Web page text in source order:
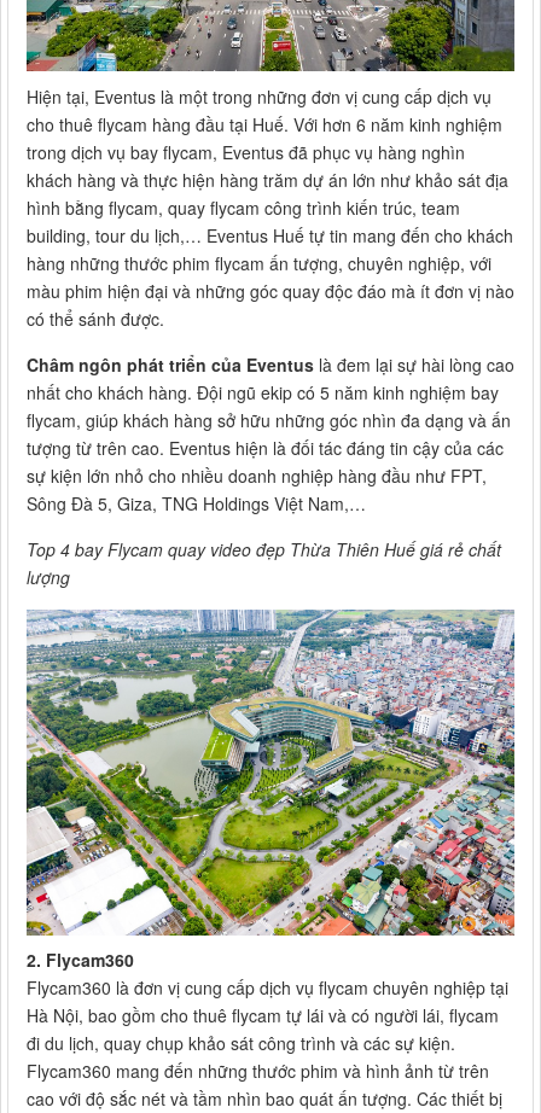
Hiện tại, Eventus là một trong những đơn vị cung cấp dịch vụ
cho thuê flycam hàng đầu tại Huế. Với hơn 6 năm kinh nghiệm
trong dịch vụ bay flycam, Eventus đã phục vụ hàng nghìn
khách hàng và thực hiện hàng trăm dự án lớn như khảo sát địa
hình bằng flycam, quay flycam công trình kiến trúc, team
building, tour du lịch,… Eventus Huế tự tin mang đến cho khách
hàng những thước phim flycam ấn tượng, chuyên nghiệp, với
màu phim hiện đại và những góc quay độc đáo mà ít đơn vị nào
có thể sánh được.
Châm ngôn phát triển của Eventus là đem lại sự hài lòng cao
nhất cho khách hàng. Đội ngũ ekip có 5 năm kinh nghiệm bay
flycam, giúp khách hàng sở hữu những góc nhìn đa dạng và ấn
tượng từ trên cao. Eventus hiện là đối tác đáng tin cậy của các
sự kiện lớn nhỏ cho nhiều doanh nghiệp hàng đầu như FPT,
Sông Đà 5, Giza, TNG Holdings Việt Nam,…
Top 4 bay Flycam quay video đẹp Thừa Thiên Huế giá rẻ chất
lượng
2. Flycam360
Flycam360 là đơn vị cung cấp dịch vụ flycam chuyên nghiệp tại
Hà Nội, bao gồm cho thuê flycam tự lái và có người lái, flycam
đi du lịch, quay chụp khảo sát công trình và các sự kiện.
Flycam360 mang đến những thước phim và hình ảnh từ trên
cao với độ sắc nét và tầm nhìn bao quát ấn tượng. Các thiết bị